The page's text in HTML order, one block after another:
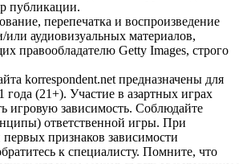
публикации.
перепечатка и воспроизведение
или аудиовизуальных материалов,
правообладателю Getty Images, строго
korrespondent.net предназначены для
года (21+). Участие в азартных играх
игровую зависимость. Соблюдайте
ответственной игры. При
признаков зависимости
к специалисту. Помните, что